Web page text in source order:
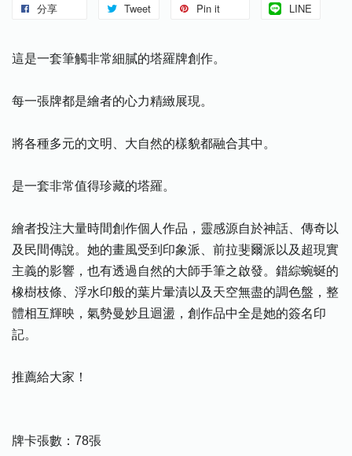
分享 Tweet Pin it LINE
這是一套筆觸非常細膩的塔羅牌創作。
每一張牌都是繪者的心力精緻展現。
將各種多元的文明、大自然的樣貌都融合其中。
是一套非常值得珍藏的塔羅。
繪者投注大量時間創作個人作品，靈感源自於神話、傳奇以
及民間傳說。她的畫風受到印象派、前拉斐爾派以及超現實
主義的影響，也有透過自然的大師手筆之啟發。錯綜蜿蜒的
橡樹枝條、浮水印般的葉片暈漬以及天空無盡的調色盤，整
體相互輝映，氣勢曼妙且迴盪，創作品中全是她的簽名印
記。
推薦給大家！
牌卡張數：78張